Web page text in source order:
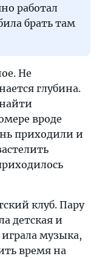
работал
брать там
Не
глубина.
вроде
приходили и
клуб. Пару
детская и
музыка,
время на